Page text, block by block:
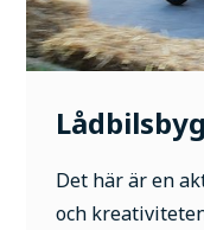
Det här är en
och